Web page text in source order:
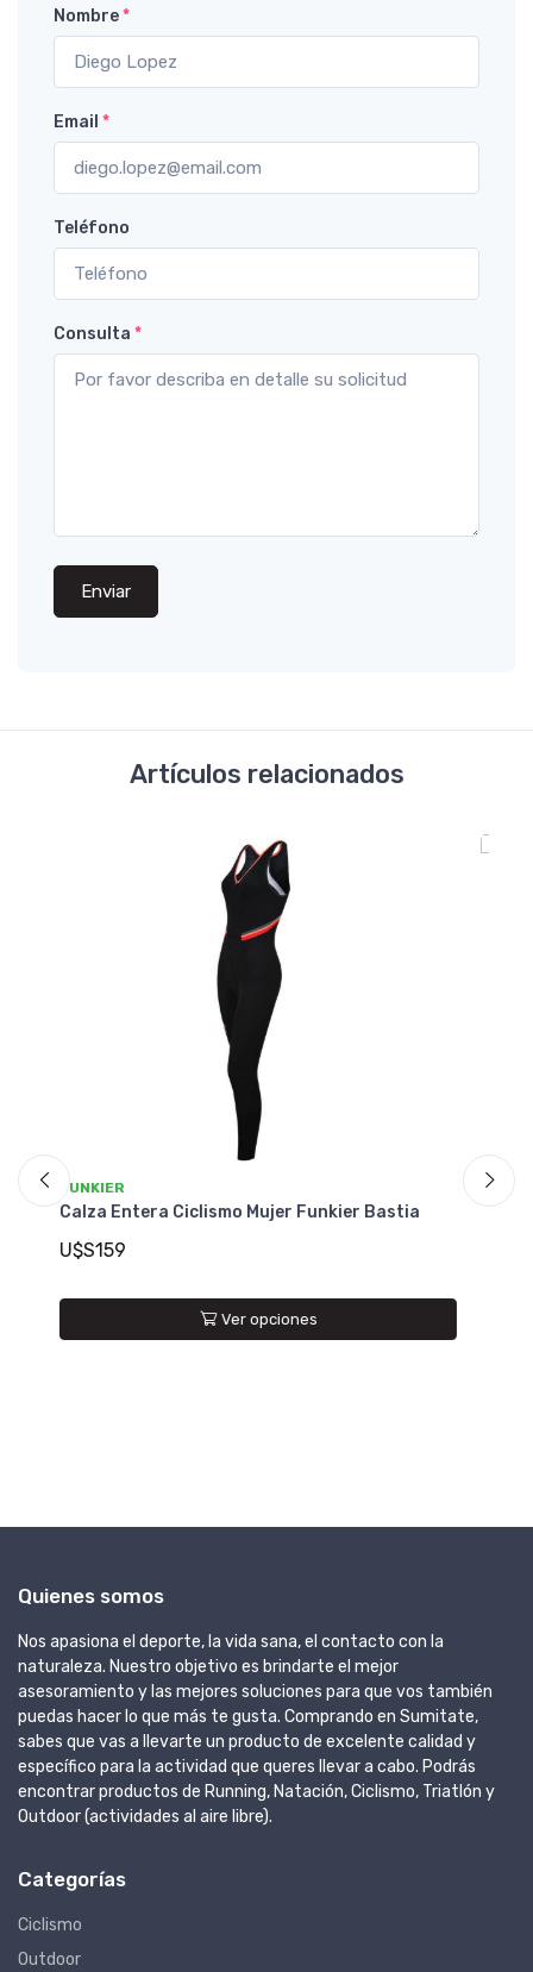
Nombre*
Email *
Teléfono
Consulta *
Enviar
Artículos relacionados
NO DISPONIBLE
Camisera Ciclismo Funkier Alanno
Quienes somos
Nos apasiona el deporte, la vida sana, el contacto con la
naturaleza. Nuestro objetivo es brindarte el mejor
asesoramiento y las mejores soluciones para que vos también
puedas hacer lo que más te gusta. Comprando en Sumitate,
sabes que vas a llevarte un producto de excelente calidad y
específico para la actividad que queres llevar a cabo. Podrás
encontrar productos de Running, Natación, Ciclismo, Triatlón y
Outdoor (actividades al aire libre).
Categorías
Ciclismo
Outdoor